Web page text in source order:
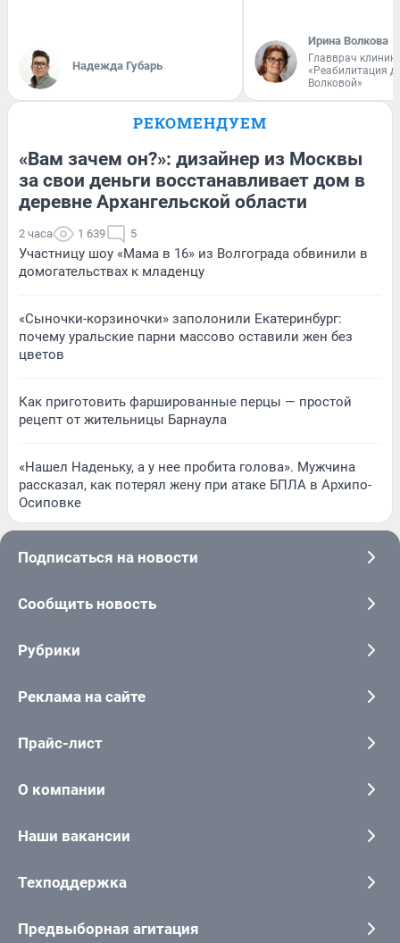
Надежда Губарь
Ирина Волкова
Главврач
«Реабилитация
Волковой»
РЕКОМЕНДУЕМ
«Вам зачем он?»: дизайнер из Москвы
за свои деньги восстанавливает дом в
деревне Архангельской области
2 часа 1 639 5
Участницу шоу «Мама в 16» из Волгограда обвинили в
домогательствах к младенцу
«Сыночки-корзиночки» заполонили Екатеринбург:
почему уральские парни массово оставили жен без
цветов
Как приготовить фаршированные перцы — простой
рецепт от жительницы Барнаула
«Нашел Наденьку, а у нее пробита голова». Мужчина
рассказал, как потерял жену при атаке БПЛА в Архипо-
Осиповке
Подписаться на новости
Сообщить новость
Рубрики
Реклама на сайте
Прайс-лист
О компании
Наши вакансии
Техподдержка
Предвыборная агитация